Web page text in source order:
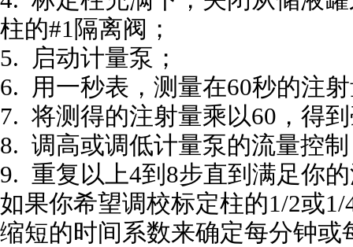
柱的#1隔离阀；
5. 启动计量泵；
6. 用一秒表，测量在60秒的注
7. 将测得的注射量乘以60，得
8. 调高或调低计量泵的流量控
9. 重复以上4到8步直到满足你
如果你希望调校标定柱的1/2或
缩短的时间系数来确定每分钟或